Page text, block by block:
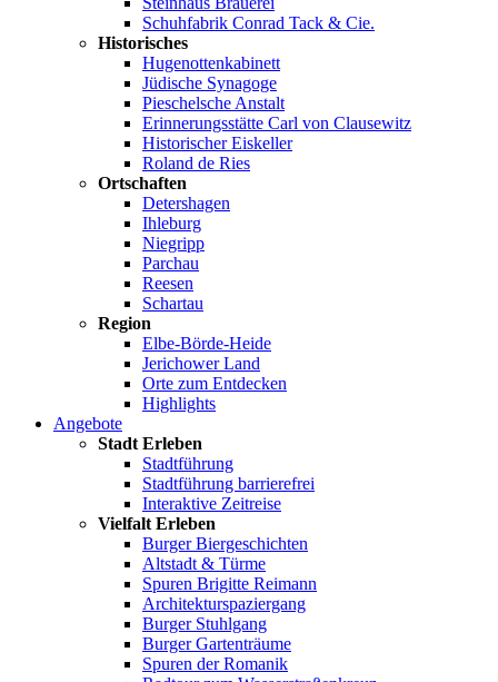
Schuhfabrik Conrad Tack & Cie.
Historisches
Hugenottenkabinett
Jüdische Synagoge
Pieschelsche Anstalt
Erinnerungsstätte Carl von Clausewitz
Historischer Eiskeller
Roland de Ries
Ortschaften
Detershagen
Ihleburg
Niegripp
Parchau
Reesen
Schartau
Region
Elbe-Börde-Heide
Jerichower Land
Orte zum Entdecken
Highlights
Angebote
Stadt Erleben
Stadtführung
Stadtführung barrierefrei
Interaktive Zeitreise
Vielfalt Erleben
Burger Biergeschichten
Altstadt & Türme
Spuren Brigitte Reimann
Architekturspaziergang
Burger Stuhlgang
Burger Gartenträume
Spuren der Romanik